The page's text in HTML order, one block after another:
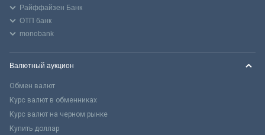
Райффайзен Банк
ОТП банк
monobank
Валютный аукцион
Обмен валют
Курс валют в обменниках
Курс валют на черном рынке
Купить доллар